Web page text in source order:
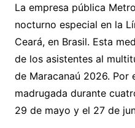
La empresa pública
nocturno especial en la
Ceará, en Brasil. Esta
de los asistentes al
de Maracanaú 2026. Por
madrugada durante
29 de mayo y el 27 de